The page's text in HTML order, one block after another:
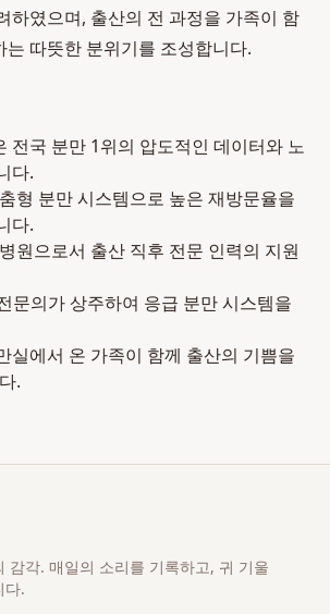
하였으며, 출산의 전 과정을 가족이 함
따뜻한 분위기를 조성합니다.
전국 분만 1위의 압도적인 데이터와 노
다.
형 분만 시스템으로 높은 재방문율을
다.
원으로서 출산 직후 전문 인력의 지원
문의가 상주하여 응급 분만 시스템을
실에서 온 가족이 함께 출산의 기쁨을
.
감각. 매일의 소리를 기록하고, 귀 기울
다.